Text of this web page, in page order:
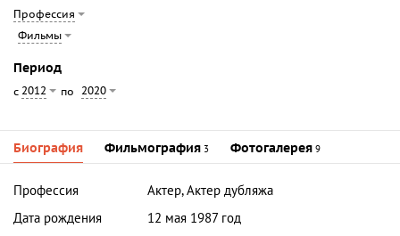
Профессия
Фильмы
Период
с 2012 по 2020
Биография Фильмография 3 Фотогалерея 9
Профессия
Актер, Актер дубляжа
Дата рождения
12 мая 1987 год